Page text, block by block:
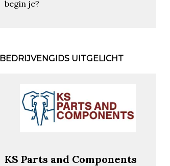
begin je?
BEDRIJVENGIDS UITGELICHT
KS Parts and Components